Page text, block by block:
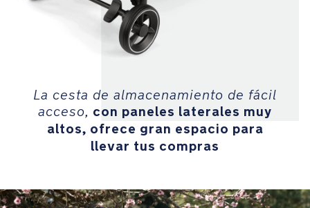
una
magnética
autoguiada
automáticamente
La cesta de almacenamiento de fácil
acceso, con paneles laterales muy
altos, ofrece gran espacio para
llevar tus compras